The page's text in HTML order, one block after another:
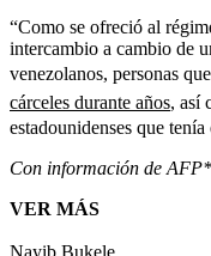
“Como se ofreció al
intercambio a cambio de
venezolanos, personas
cárceles durante años, así
estadounidenses que
Con información de AFP*
VER MÁS
Nayib Bukele